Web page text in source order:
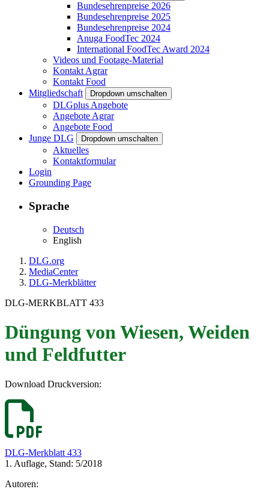
Bundesehrenpreise 2026
Bundesehrenpreise 2025
Bundesehrenpreise 2024
Anuga FoodTec 2024
International FoodTec Award 2024
Videos und Footage-Material
Kontakt Agrar
Kontakt Food
Mitgliedschaft
Dropdown umschalten
DLGplus Angebote
Angebote Agrar
Angebote Food
Junge DLG
Dropdown umschalten
Aktuelles
Kontaktformular
Login
Grounding Page
Sprache
Deutsch
English
DLG.org
MediaCenter
DLG-Merkblätter
DLG-MERKBLATT 433
Düngung von Wiesen, Weiden
und Feldfutter
Download Druckversion:
DLG-Merkblatt 433
1. Auflage, Stand: 5/2018
Autoren: